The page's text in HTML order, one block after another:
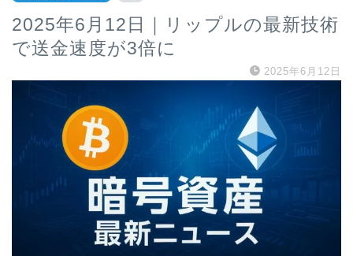
2025年6月12日｜リップルの最新技術
で送金速度が3倍に
2025年6月12日